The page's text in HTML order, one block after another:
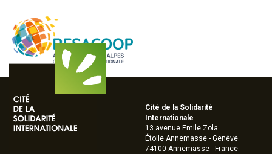
Cité de la Solidarité
Internationale
13 avenue Emile Zola
Étoile Annemasse - Genève
74100 Annemasse - France